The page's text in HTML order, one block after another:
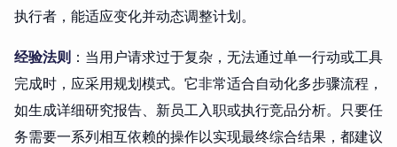
执行者，能适应变化并动态调整计划。
经验法则 ：当用户请求过于复杂，无法通过单一行动或工具
完成时，应采用规划模式。它非常适合自动化多步骤流程，
如生成详细研究报告、新员工入职或执行竞品分析。只要任
务需要一系列相互依赖的操作以实现最终综合结果，都建议